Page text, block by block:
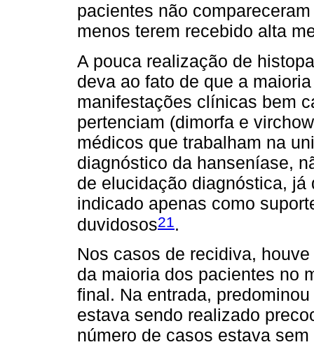
pacientes não
menos terem recebido alta
A pouca realização de
deva ao fato de que a
manifestações clínicas bem
pertenciam (dimorfa e
médicos que trabalham na
diagnóstico da hanseníase,
de elucidação diagnóstica,
indicado apenas como
duvidosos21.
Nos casos de recidiva,
da maioria dos pacientes no
final. Na entrada,
estava sendo realizado
número de casos estava